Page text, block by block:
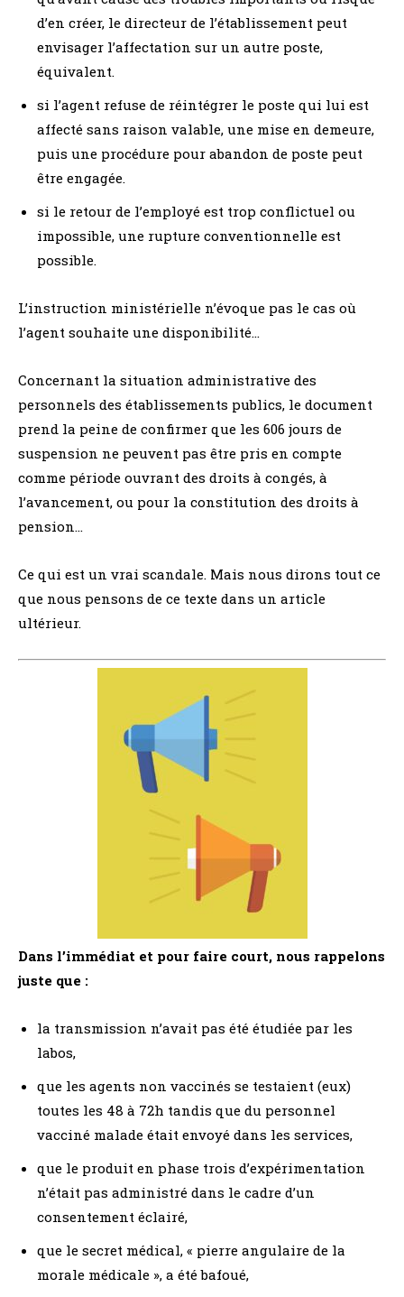
d’en créer, le directeur de l’établissement peut
envisager l’affectation sur un autre poste,
équivalent.
si l’agent refuse de réintégrer le poste qui lui est
affecté sans raison valable, une mise en demeure,
puis une procédure pour abandon de poste peut
être engagée.
si le retour de l’employé est trop conflictuel ou
impossible, une rupture conventionnelle est
possible.
L’instruction ministérielle n’évoque pas le cas où
l’agent souhaite une disponibilité…
Concernant la situation administrative des
personnels des établissements publics, le document
prend la peine de confirmer que les 606 jours de
suspension ne peuvent pas être pris en compte
comme période ouvrant des droits à congés, à
l’avancement, ou pour la constitution des droits à
pension…
Ce qui est un vrai scandale. Mais nous dirons tout ce
que nous pensons de ce texte dans un article
ultérieur.
Dans l’immédiat et pour faire court, nous rappelons
juste que :
la transmission n’avait pas été étudiée par les
labos,
que les agents non vaccinés se testaient (eux)
toutes les 48 à 72h tandis que du personnel
vacciné malade était envoyé dans les services,
que le produit en phase trois d’expérimentation
n’était pas administré dans le cadre d’un
consentement éclairé,
que le secret médical, « pierre angulaire de la
morale médicale », a été bafoué,